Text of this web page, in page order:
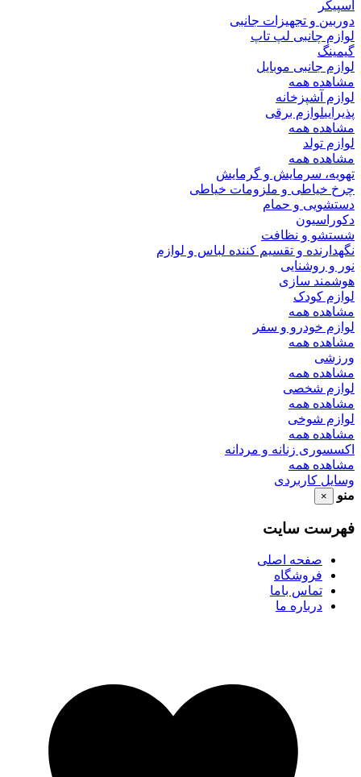
اسپیکر
دوربین و تجهیزات جانبی
لوازم چانبی لپ تاپ
گیمینگ
لوازم جانبی موبایل
مشاهده همه
لوازم آشپزخانه
پذیراییلوازم برقی
مشاهده همه
لوازم تولد
مشاهده همه
تهویه، سرمایش و گرمایش
چرخ خیاطی و ملزومات خیاطی
دستشویی و حمام
دکوراسیون
شستشو و نظافت
نگهدارنده و تقسیم کننده لباس و لوازم
نور و روشنایی
هوشمند سازی
لوازم کودک
مشاهده همه
لوازم خودرو و سفر
مشاهده همه
ورزشی
مشاهده همه
لوازم شخصی
مشاهده همه
لوازم شوخی
مشاهده همه
اکسسوری زنانه و مردانه
مشاهده همه
وسایل کاربردی
منو
×
فهرست سایت
صفحه اصلی
فروشگاه
تماس باما
درباره ما